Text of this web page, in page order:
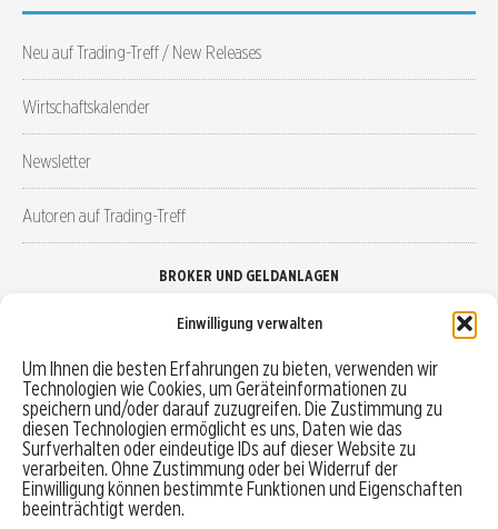
Einwilligung verwalten
Um Ihnen die besten Erfahrungen zu bieten, verwenden wir
Technologien wie Cookies, um Geräteinformationen zu
speichern und/oder darauf zuzugreifen. Die Zustimmung zu
diesen Technologien ermöglicht es uns, Daten wie das
Surfverhalten oder eindeutige IDs auf dieser Website zu
verarbeiten. Ohne Zustimmung oder bei Widerruf der
Einwilligung können bestimmte Funktionen und Eigenschaften
beeinträchtigt werden.
Neu auf Trading-Treff / New Releases
Wirtschaftskalender
Newsletter
Autoren auf Trading-Treff
BROKER UND GELDANLAGEN
Robo-Advisor vergleichen
Depotvergleich
Festgeld vergleichen